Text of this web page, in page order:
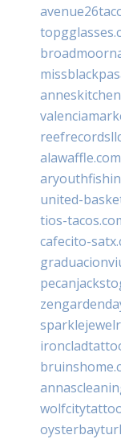
alawaffle.com
united-
tios-
cafecito-